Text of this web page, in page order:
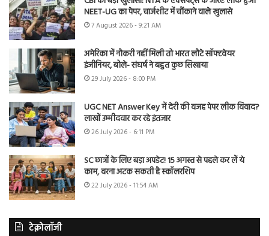
NEET-UG का पेपर, चार्जशीट में चौंकाने वाले खुलासे
7 August 2026 - 9:21 AM
अमेरिका में नौकरी नहीं मिली तो भारत लौटे सॉफ्टवेयर
इंजीनियर, बोले- संघर्ष ने बहुत कुछ सिखाया
29 July 2026 - 8:00 PM
UGC NET Answer Key में देरी की वजह पेपर लीक विवाद?
लाखों उम्मीदवार कर रहे इंतजार
26 July 2026 - 6:11 PM
SC छात्रों के लिए बड़ा अपडेट! 15 अगस्त से पहले कर लें ये
काम, वरना अटक सकती है स्कॉलरशिप
22 July 2026 - 11:54 AM
टेक्नोलॉजी